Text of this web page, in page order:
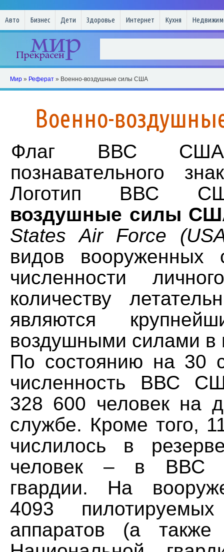
Авто Бизнес Дети Здоровье Интернет Кухня
Мир » Реферат » Военно-воздушные силы США
Военно-
Флаг ВВС
познавательного
Логотип ВВС
воздушные силы
States Air Force
видов
численности
количеству
являются
воздушными силами в
По состоянию на 30
численность ВВС
328 600 человек на
службе. Кроме того,
числилось в
человек – в ВВС
гвардии. На
4093 пилотируемых
аппаратов (а